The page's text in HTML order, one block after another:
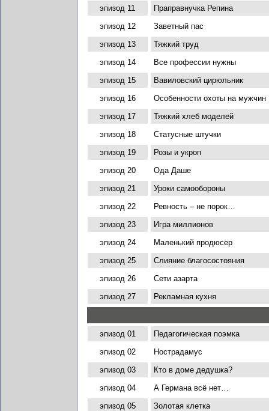
эпизод 11
Праправнучка Репина
эпизод 12
Заветный пас
эпизод 13
Тяжкий труд
эпизод 14
Все профессии нужны
эпизод 15
Вавиловский цирюльник
эпизод 16
Особенности охоты на мужчин
эпизод 17
Тяжкий хлеб моделей
эпизод 18
Статусные штучки
эпизод 19
Розы и укроп
эпизод 20
Ода Даше
эпизод 21
Уроки самообороны
эпизод 22
Ревность – не порок…
эпизод 23
Игра миллионов
эпизод 24
Маленький продюсер
эпизод 25
Слияние благосостояния
эпизод 26
Сети азарта
эпизод 27
Рекламная кухня
эпизод 01
Педагогическая поэмка
эпизод 02
Нострадамус
эпизод 03
Кто в доме дедушка?
эпизод 04
А Германа всё нет…
эпизод 05
Золотая клетка